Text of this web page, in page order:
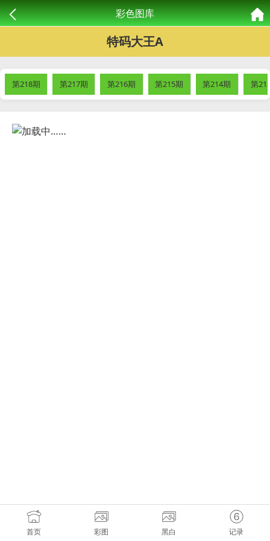
彩色图库
特码大王A
第218期 第217期 第216期 第215期 第214期 第
首页 彩图 黑白 记录